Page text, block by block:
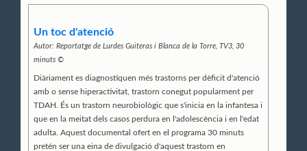
Un toc d'atenció
Autor: Reportatge de Lurdes Guiteras i Blanca de la Torre, TV3, 30
minuts ©
Diàriament es diagnostiquen més trastorns per dèficit d'atenció
amb o sense hiperactivitat, trastorn conegut popularment per
TDAH. És un trastorn neurobiològic que s'inicia en la infantesa i
que en la meitat dels casos perdura en l'adolescència i en l'edat
adulta. Aquest documental ofert en el programa 30 minuts
pretén ser una eina de divulgació d'aquest trastorn en